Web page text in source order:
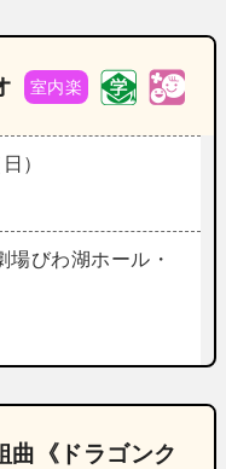
室内楽
）
場びわ湖ホール・
《ドラゴンク